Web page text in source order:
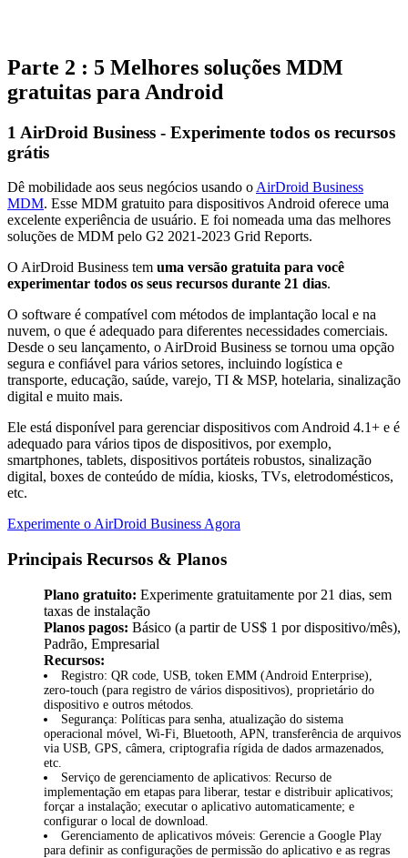
Parte 2 : 5 Melhores soluções MDM
gratuitas para Android
1 AirDroid Business - Experimente todos os recursos
grátis
Dê mobilidade aos seus negócios usando o AirDroid Business
MDM. Esse MDM gratuito para dispositivos Android oferece uma
excelente experiência de usuário. E foi nomeada uma das melhores
soluções de MDM pelo G2 2021-2023 Grid Reports.
O AirDroid Business tem uma versão gratuita para você
experimentar todos os seus recursos durante 21 dias.
O software é compatível com métodos de implantação local e na
nuvem, o que é adequado para diferentes necessidades comerciais.
Desde o seu lançamento, o AirDroid Business se tornou uma opção
segura e confiável para vários setores, incluindo logística e
transporte, educação, saúde, varejo, TI & MSP, hotelaria, sinalização
digital e muito mais.
Ele está disponível para gerenciar dispositivos com Android 4.1+ e é
adequado para vários tipos de dispositivos, por exemplo,
smartphones, tablets, dispositivos portáteis robustos, sinalização
digital, boxes de conteúdo de mídia, kiosks, TVs, eletrodomésticos,
etc.
Experimente o AirDroid Business Agora
Principais Recursos & Planos
Plano gratuito: Experimente gratuitamente por 21 dias, sem
taxas de instalação
Planos pagos: Básico (a partir de US$ 1 por dispositivo/mês),
Padrão, Empresarial
Recursos:
Registro: QR code, USB, token EMM (Android Enterprise),
zero-touch (para registro de vários dispositivos), proprietário do
dispositivo e outros métodos.
Segurança: Políticas para senha, atualização do sistema
operacional móvel, Wi-Fi, Bluetooth, APN, transferência de arquivos
via USB, GPS, câmera, criptografia rígida de dados armazenados,
etc.
Serviço de gerenciamento de aplicativos: Recurso de
implementação em etapas para liberar, testar e distribuir aplicativos;
forçar a instalação; executar o aplicativo automaticamente; e
configurar o local de download.
Gerenciamento de aplicativos móveis: Gerencie a Google Play
para definir as configurações de permissão do aplicativo e as regras